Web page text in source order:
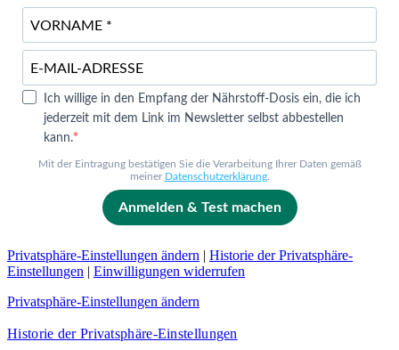
Ich willige in den Empfang der Nährstoff-Dosis ein, die ich
jederzeit mit dem Link im Newsletter selbst abbestellen
kann.
Mit der Eintragung bestätigen Sie die Verarbeitung Ihrer Daten gemäß
meiner Datenschutzerklärung.
Anmelden & Test machen
Privatsphäre-Einstellungen ändern | Historie der Privatsphäre-
Einstellungen | Einwilligungen widerrufen
Privatsphäre-Einstellungen ändern
Historie der Privatsphäre-Einstellungen